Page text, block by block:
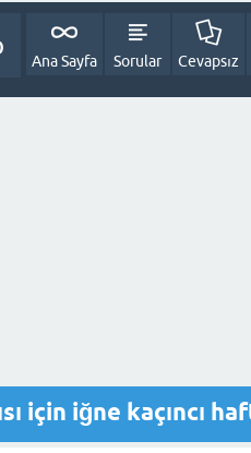
Ana Sayfa Sorular Cevapsız
için iğne kaçıncı